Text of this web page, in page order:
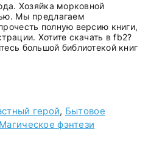
Хозяйка морковной
Мы предлагаем
полную версию книги,
Хотите скачать в fb2?
большой библиотекой книг
герой, Бытовое
Магическое фэнтези